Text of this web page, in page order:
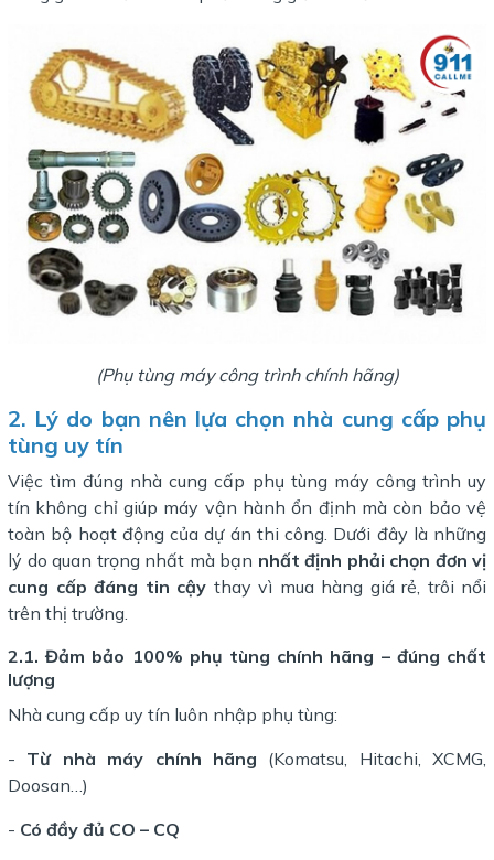
(Phụ tùng máy công trình chính hãng)
2. Lý do bạn nên lựa chọn nhà cung cấp phụ
tùng uy tín
Việc tìm đúng nhà cung cấp phụ tùng máy công trình uy
tín không chỉ giúp máy vận hành ổn định mà còn bảo vệ
toàn bộ hoạt động của dự án thi công. Dưới đây là những
lý do quan trọng nhất mà bạn nhất định phải chọn đơn vị
cung cấp đáng tin cậy thay vì mua hàng giá rẻ, trôi nổi
trên thị trường.
2.1. Đảm bảo 100% phụ tùng chính hãng – đúng chất
lượng
Nhà cung cấp uy tín luôn nhập phụ tùng:
- Từ nhà máy chính hãng (Komatsu, Hitachi, XCMG,
Doosan…)
- Có đầy đủ CO – CQ